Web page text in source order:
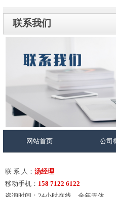
联系我们
网站首页 公司
联 系 人： 汤经理
移动手机： 158 7122 6122